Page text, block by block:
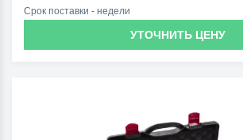
Срок поставки - недели
УТОЧНИТЬ ЦЕНУ